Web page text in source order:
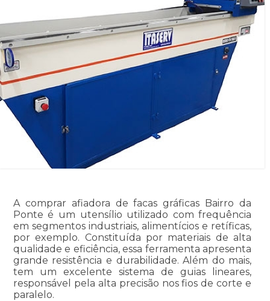
A comprar afiadora de facas gráficas Bairro da
Ponte é um utensílio utilizado com frequência
em segmentos industriais, alimentícios e retíficas,
por exemplo. Constituída por materiais de alta
qualidade e eficiência, essa ferramenta apresenta
grande resistência e durabilidade. Além do mais,
tem um excelente sistema de guias lineares,
responsável pela alta precisão nos fios de corte e
paralelo.